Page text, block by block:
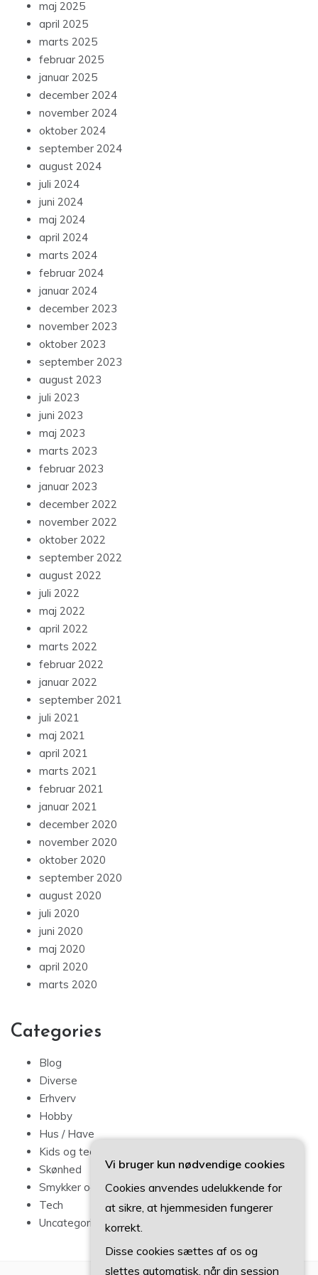
maj 2025
april 2025
marts 2025
februar 2025
januar 2025
december 2024
november 2024
oktober 2024
september 2024
august 2024
juli 2024
juni 2024
maj 2024
april 2024
marts 2024
februar 2024
januar 2024
december 2023
november 2023
oktober 2023
september 2023
august 2023
juli 2023
juni 2023
maj 2023
marts 2023
februar 2023
januar 2023
december 2022
november 2022
oktober 2022
september 2022
august 2022
juli 2022
maj 2022
april 2022
marts 2022
februar 2022
januar 2022
september 2021
juli 2021
maj 2021
april 2021
marts 2021
februar 2021
januar 2021
december 2020
november 2020
oktober 2020
september 2020
august 2020
juli 2020
juni 2020
maj 2020
april 2020
marts 2020
Categories
Blog
Diverse
Erhverv
Hobby
Hus / Have
Kids og teens
Skønhed
Smykker og mode
Tech
Uncategorized
Vi bruger kun nødvendige cookies
Cookies anvendes udelukkende for
at sikre, at hjemmesiden fungerer
korrekt.
Disse cookies sættes af os og
slettes automatisk, når din session